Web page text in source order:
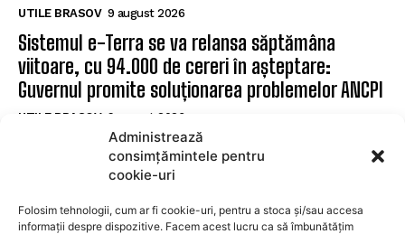
Administrează
consimțămintele pentru
cookie-uri
Folosim tehnologii, cum ar fi cookie-uri, pentru a stoca și/sau accesa
informații despre dispozitive. Facem acest lucru ca să îmbunătățim
UTILE BRASOV 9 august 2026
Sistemul e-Terra se va relansa săptămâna
viitoare, cu 94.000 de cereri în așteptare:
Guvernul promite soluționarea problemelor ANCPI
UTILE BRASOV 9 august 2026
Făgăraș: Cinci posturi de șofer disponibile la
Serviciul de Transport Public